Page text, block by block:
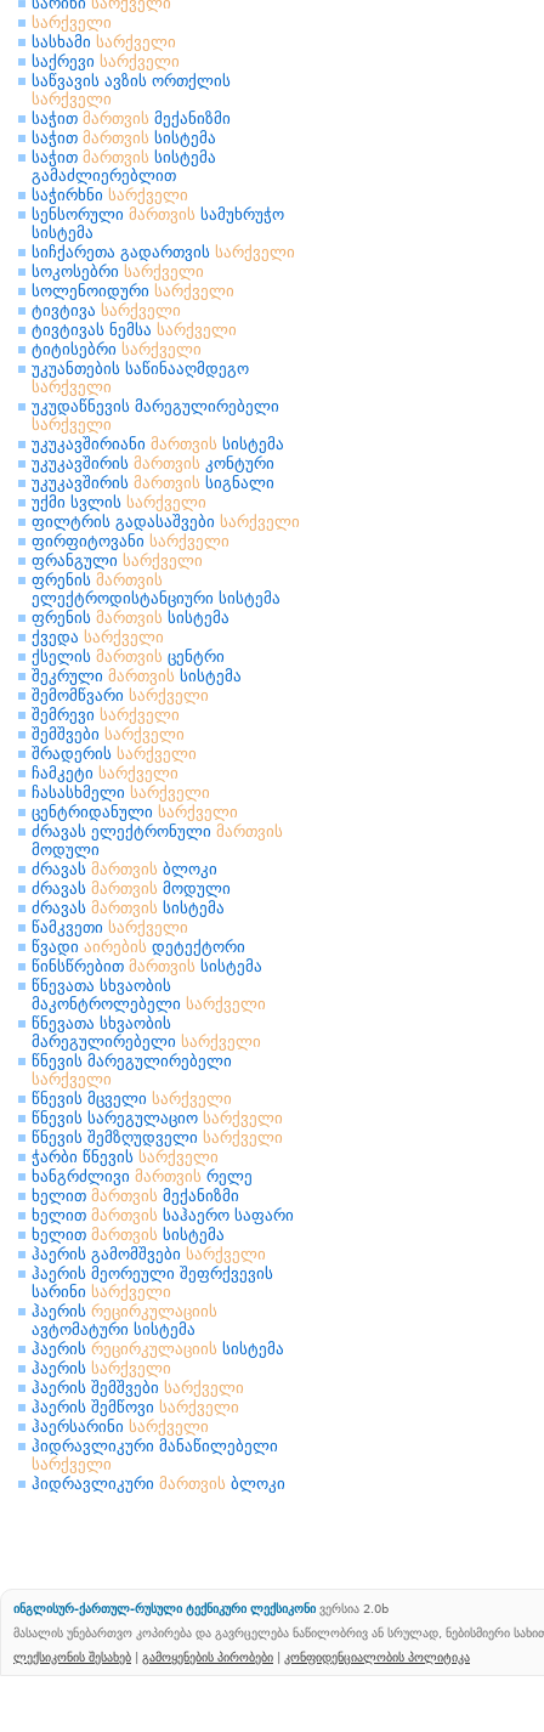
სარქველი
სასხამი სარქველი
საქრევი სარქველი
საწვავის ავზის ორთქლის
სარქველი
საჭით მართვის მექანიზმი
საჭით მართვის სისტემა
საჭით მართვის სისტემა
გამაძლიერებლით
საჭირხნი სარქველი
სენსორული მართვის სამუხრუჭო
სისტემა
სიჩქარეთა გადართვის სარქველი
სოკოსებრი სარქველი
სოლენოიდური სარქველი
ტივტივა სარქველი
ტივტივას ნემსა სარქველი
ტიტისებრი სარქველი
უკუანთების საწინააღმდეგო
სარქველი
უკუდაწნევის მარეგულირებელი
სარქველი
უკუკავშირიანი მართვის სისტემა
უკუკავშირის მართვის კონტური
უკუკავშირის მართვის სიგნალი
უქმი სვლის სარქველი
ფილტრის გადასაშვები სარქველი
ფირფიტოვანი სარქველი
ფრანგული სარქველი
ფრენის მართვის
ელექტროდისტანციური სისტემა
ფრენის მართვის სისტემა
ქვედა სარქველი
ქსელის მართვის ცენტრი
შეკრული მართვის სისტემა
შემომწვარი სარქველი
შემრევი სარქველი
შემშვები სარქველი
შრადერის სარქველი
ჩამკეტი სარქველი
ჩასასხმელი სარქველი
ცენტრიდანული სარქველი
ძრავას ელექტრონული მართვის
მოდული
ძრავას მართვის ბლოკი
ძრავას მართვის მოდული
ძრავას მართვის სისტემა
წამკვეთი სარქველი
წვადი აირების დეტექტორი
წინსწრებით მართვის სისტემა
წნევათა სხვაობის
მაკონტროლებელი სარქველი
წნევათა სხვაობის
მარეგულირებელი სარქველი
წნევის მარეგულირებელი
სარქველი
წნევის მცველი სარქველი
წნევის სარეგულაციო სარქველი
წნევის შემზღუდველი სარქველი
ჭარბი წნევის სარქველი
ხანგრძლივი მართვის რელე
ხელით მართვის მექანიზმი
ხელით მართვის საჰაერო საფარი
ხელით მართვის სისტემა
ჰაერის გამომშვები სარქველი
ჰაერის მეორეული შეფრქვევის
სარინი სარქველი
ჰაერის რეცირკულაციის
ავტომატური სისტემა
ჰაერის რეცირკულაციის სისტემა
ჰაერის სარქველი
ჰაერის შემშვები სარქველი
ჰაერის შემწოვი სარქველი
ჰაერსარინი სარქველი
ჰიდრავლიკური მანაწილებელი
სარქველი
ჰიდრავლიკური მართვის ბლოკი
ინგლისურ-ქართულ-რუსული ტექნიკური ლექსიკონი ვერსია 2.0b
მასალის უნებართვო კოპირება და გავრცელება ნაწილობრივ ან სრულად, ნებისმიერი
ლექსიკონის შესახებ | გამოყენების პირობები | კონფიდენციალობის პოლიტიკა